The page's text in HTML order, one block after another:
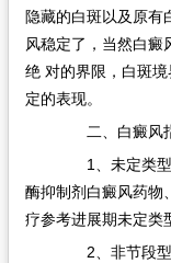
隐藏的白斑以及原有
风稳定了，当然白癜
绝 对的界限，白斑
定的表现。
二、白癜风指
1、未定类型
酶抑制剂白癜风药物
疗参考进展期未定类
2、非节段型